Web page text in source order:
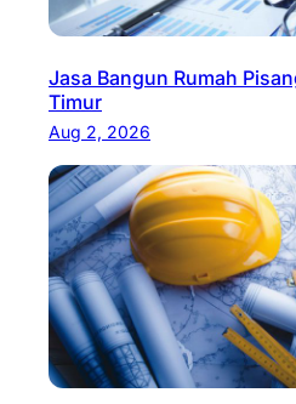
Jasa Bangun Rumah
Timur
Aug 2, 2026